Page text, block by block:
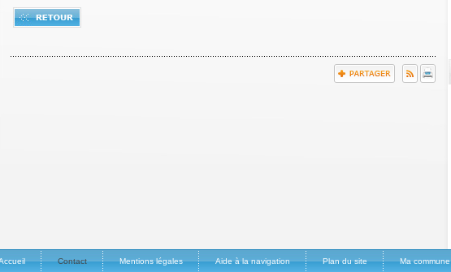
Contact Mentions légales Aide à la navigation Plan du site Ma commune